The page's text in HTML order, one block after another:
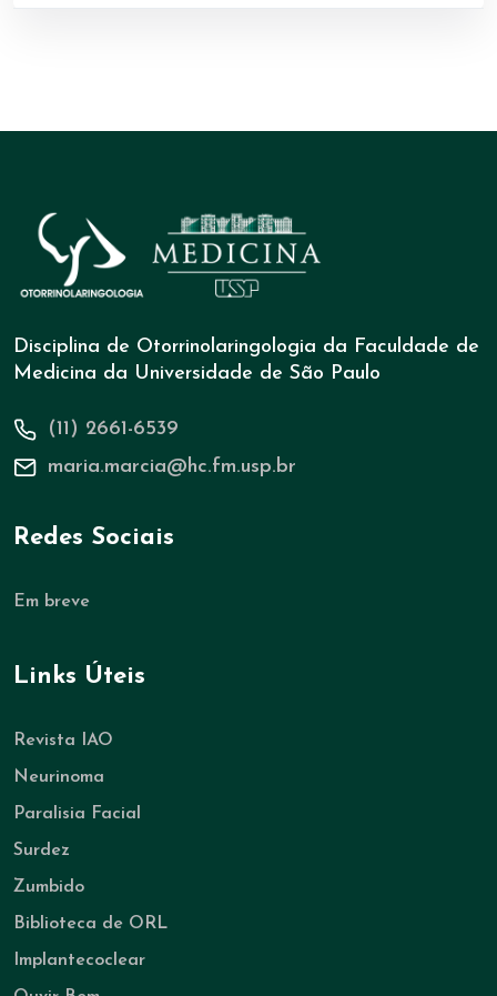
Disciplina de Otorrinolaringologia da Faculdade de
Medicina da Universidade de São Paulo
(11) 2661-6539
maria.marcia@hc.fm.usp.br
Redes Sociais
Em breve
Links Úteis
Revista IAO
Neurinoma
Paralisia Facial
Surdez
Zumbido
Biblioteca de ORL
Implantecoclear